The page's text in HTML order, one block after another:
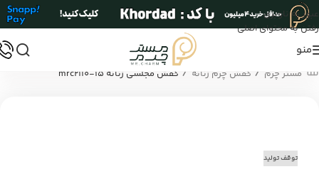
عبور به ناوبری
رفتن به محتوای اصلی
منو
مستر چرم / کفش چرم زنانه / کفش مجلسی زنانه mrc2110-15
توقف تولید